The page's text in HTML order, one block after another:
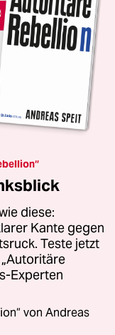
diese:
Kante gegen
Teste jetzt
Experten
von Andreas